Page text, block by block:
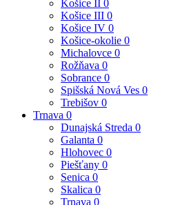
Košice II 0
Košice III 0
Košice IV 0
Košice-okolie 0
Michalovce 0
Rožňava 0
Sobrance 0
Spišská Nová Ves 0
Trebišov 0
Trnava 0
Dunajská Streda 0
Galanta 0
Hlohovec 0
Piešťany 0
Senica 0
Skalica 0
Trnava 0